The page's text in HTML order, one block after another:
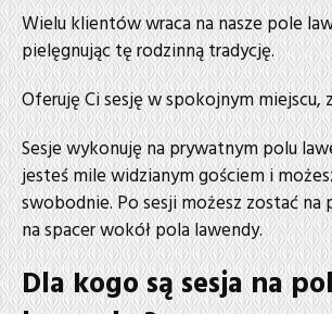
Wielu klientów wraca na nasze pole
pielęgnując tę rodzinną tradycję.
Oferuję Ci sesję w spokojnym miejscu,
Sesje wykonuję na prywatnym polu
jesteś mile widzianym gościem i
swobodnie. Po sesji możesz zostać na
na spacer wokół pola lawendy.
Dla kogo są sesja na